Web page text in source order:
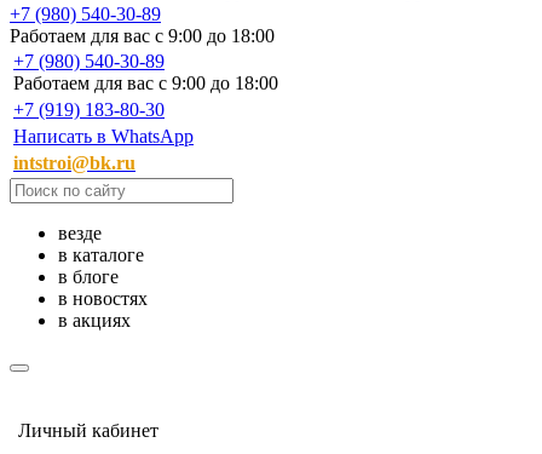
+7 (980) 540-30-89
Работаем для вас с 9:00 до 18:00
+7 (980) 540-30-89
Работаем для вас с 9:00 до 18:00
+7 (919) 183-80-30
Написать в WhatsApp
intstroi@bk.ru
везде
в каталоге
в блоге
в новостях
в акциях
Личный кабинет